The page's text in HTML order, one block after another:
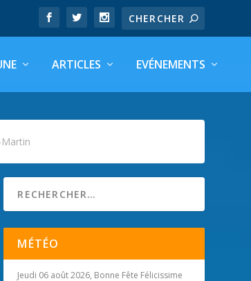
ARTICLES EVÉNEMENTS
MÉTÉO
Jeudi 06 août 2026, Bonne Fête Félicissime